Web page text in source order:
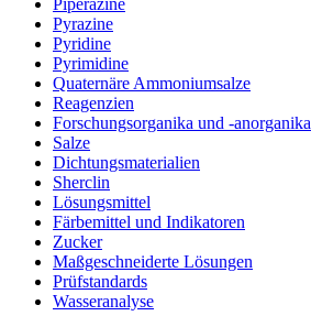
Piperazine
Pyrazine
Pyridine
Pyrimidine
Quaternäre Ammoniumsalze
Reagenzien
Forschungsorganika und -anorganika
Salze
Dichtungsmaterialien
Sherclin
Lösungsmittel
Färbemittel und Indikatoren
Zucker
Maßgeschneiderte Lösungen
Prüfstandards
Wasseranalyse